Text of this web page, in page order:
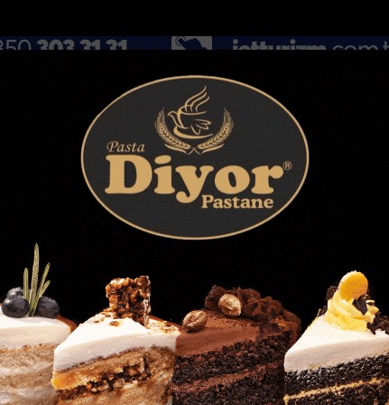
46.2686 EURO 53.5186
MAGAZİN KADIN-YAŞAM SPOR SAĞLIK
Manavgat Belediyesinden yaylalara kütüphane d...
Yazarlar